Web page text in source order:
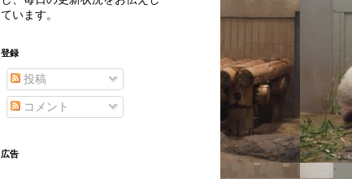
ています。
登録
投稿
コメント
広告